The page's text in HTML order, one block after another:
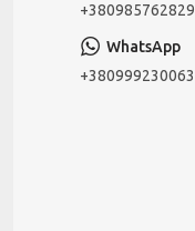
+380985762829
+380999230063